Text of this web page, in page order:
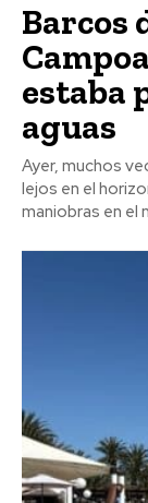
Barcos
estaba
aguas
Ayer, muchos
lejos en el
maniobras en el